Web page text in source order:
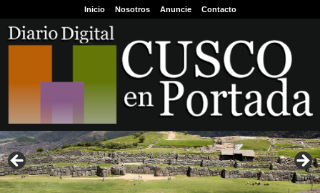
Inicio Nosotros Anuncie Contacto